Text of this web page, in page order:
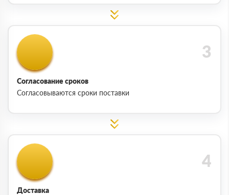
Согласование сроков
Согласовываются сроки поставки
Доставка